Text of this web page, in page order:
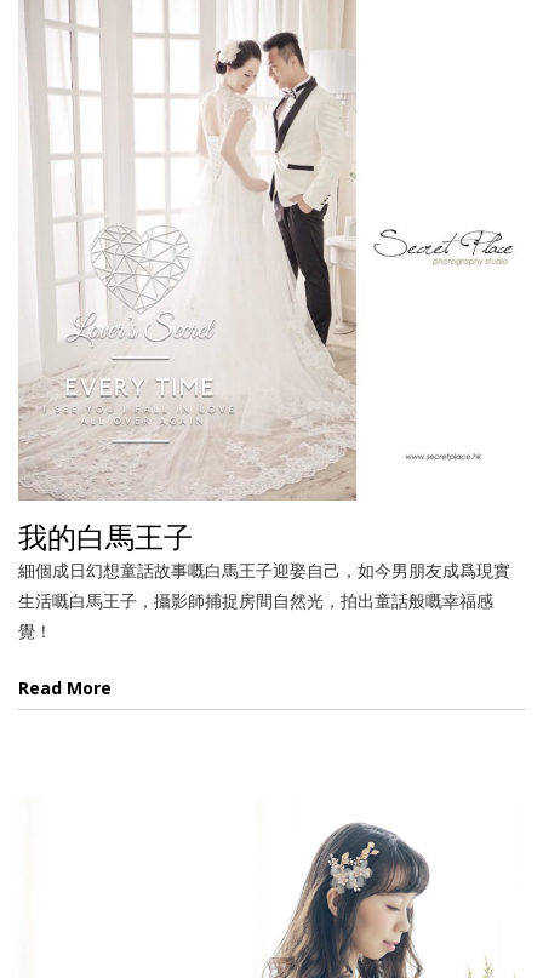
我的白馬王子
細個成日幻想童話故事嘅白馬王子迎娶自己，如今男朋友成爲現實
生活嘅白馬王子，攝影師捕捉房間自然光，拍出童話般嘅幸福感
覺！
Read More